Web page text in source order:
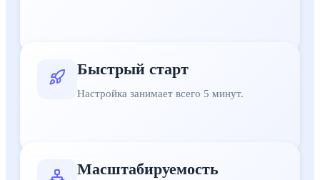
Быстрый старт
Настройка занимает всего 5 минут.
Масштабируемость